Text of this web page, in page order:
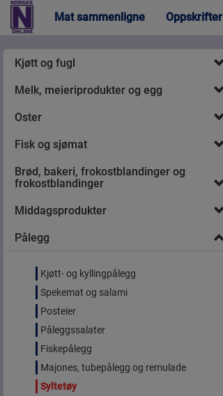
Mat sammenligne Oppskrifter
Kjøtt og fugl
Melk, meieriprodukter og egg
Oster
Fisk og sjømat
Brød, bakeri, frokostblandinger og
frokostblandinger
Middagsprodukter
Pålegg
Kjøtt- og kyllingpålegg
Spekemat og salami
Posteier
Påleggssalater
Fiskepålegg
Majones, tubepålegg og remulade
Syltetøy